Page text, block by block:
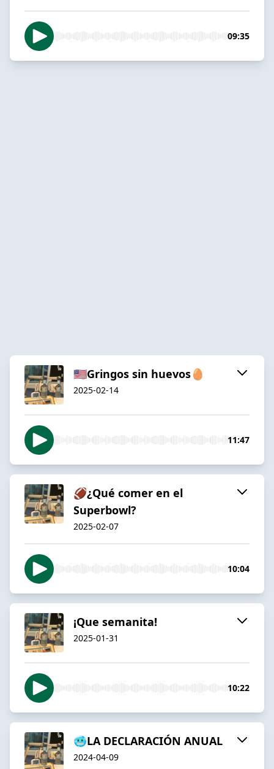
09:35
🇺🇸Gringos sin huevos🥚
2025-02-14
11:47
🏈¿Qué comer en el
Superbowl?
2025-02-07
10:04
¡Que semanita!
2025-01-31
10:22
🥶LA DECLARACIÓN ANUAL
2024-04-09